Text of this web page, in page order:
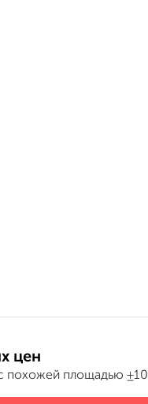
цен
похожей площадью